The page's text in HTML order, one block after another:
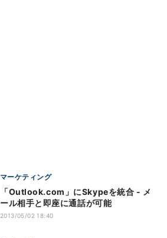
マーケティング
「Outlook.com」にSkypeを統合 - メ
ール相手と即座に通話が可能
2013/05/02 18:40